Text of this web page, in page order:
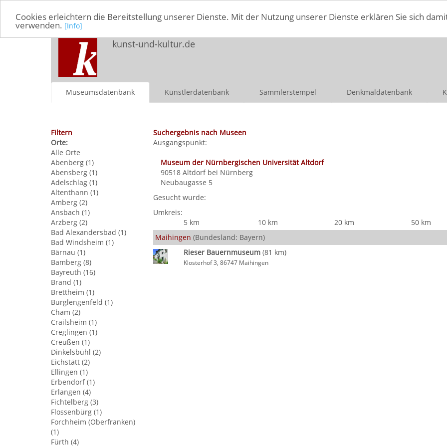
Cookies erleichtern die Bereitstellung unserer Dienste. Mit der Nutzung unserer Dienste erklären Sie sich
verwenden. [Info]
kunst-und-kultur.de
Museumsdatenbank Künstlerdatenbank Sammlerstempel Denkmaldatenbank
Filtern
Orte:
Alle Orte
Abenberg (1)
Abensberg (1)
Adelschlag (1)
Altenthann (1)
Amberg (2)
Ansbach (1)
Arzberg (2)
Bad Alexandersbad (1)
Bad Windsheim (1)
Bärnau (1)
Bamberg (8)
Bayreuth (16)
Brand (1)
Brettheim (1)
Burglengenfeld (1)
Cham (2)
Crailsheim (1)
Creglingen (1)
Creußen (1)
Dinkelsbühl (2)
Eichstätt (2)
Ellingen (1)
Erbendorf (1)
Erlangen (4)
Fichtelberg (3)
Flossenbürg (1)
Forchheim (Oberfranken)
(1)
Fürth (4)
Suchergebnis nach Museen
Ausgangspunkt:
Museum der Nürnbergischen Universität Altdorf
90518 Altdorf bei Nürnberg
Neubaugasse 5
Gesucht wurde:
Umkreis:
5 km
10 km 20 km
50 km
Maihingen (Bundesland: Bayern)
Rieser Bauernmuseum (81 km)
Klosterhof 3, 86747 Maihingen